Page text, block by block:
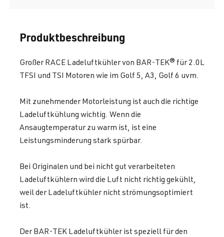
Produktbeschreibung
Großer RACE Ladeluftkühler von BAR-TEK® für 2.0L
TFSI und TSI Motoren wie im Golf 5, A3, Golf 6 uvm.
Mit zunehmender Motorleistung ist auch die richtige
Ladeluftkühlung wichtig. Wenn die
Ansaugtemperatur zu warm ist, ist eine
Leistungsminderung stark spürbar.
Bei Originalen und bei nicht gut verarbeiteten
Ladeluftkühlern wird die Luft nicht richtig gekühlt,
weil der Ladeluftkühler nicht strömungsoptimiert
ist.
Der BAR-TEK Ladeluftkühler ist speziell für den